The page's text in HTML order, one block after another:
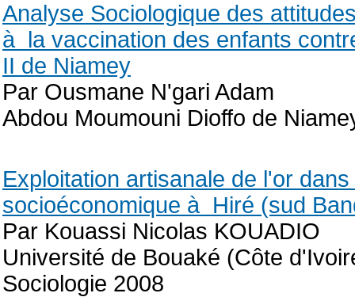
Analyse Sociologique des
à la vaccination des enfants
II de Niamey
Par Ousmane N'gari Adam
Abdou Moumouni Dioffo de
Exploitation artisanale de l'or
socioéconomique à Hiré (sud
Par Kouassi Nicolas KOUADIO
Université de Bouaké (Côte
Sociologie 2008